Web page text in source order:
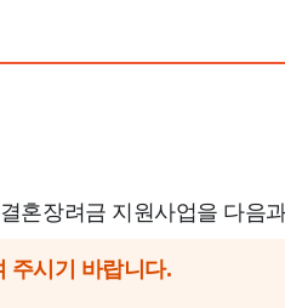
혼장려금 지원사업을 다음
주시기 바랍니다.